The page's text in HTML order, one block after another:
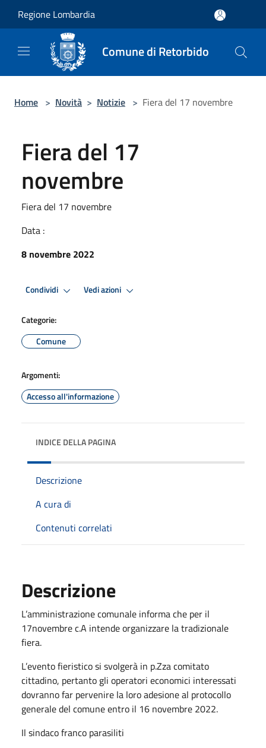
Regione Lombardia
Comune di Retorbido
Home > Novità > Notizie > Fiera del 17 novembre
Fiera del 17
novembre
Fiera del 17 novembre
Data :
8 novembre 2022
Condividi Vedi azioni
Categorie:
Comune
Argomenti:
Accesso all'informazione
INDICE DELLA PAGINA
Descrizione
A cura di
Contenuti correlati
Descrizione
L’amministrazione comunale informa che per il
17novembre c.A intende organizzare la tradizionale
fiera.
L’evento fieristico si svolgerà in p.Zza comitato
cittadino, pertanto gli operatori economici interessati
dovranno far pervenire la loro adesione al protocollo
generale del comune entro il 16 novembre 2022.
Il sindaco franco parasiliti